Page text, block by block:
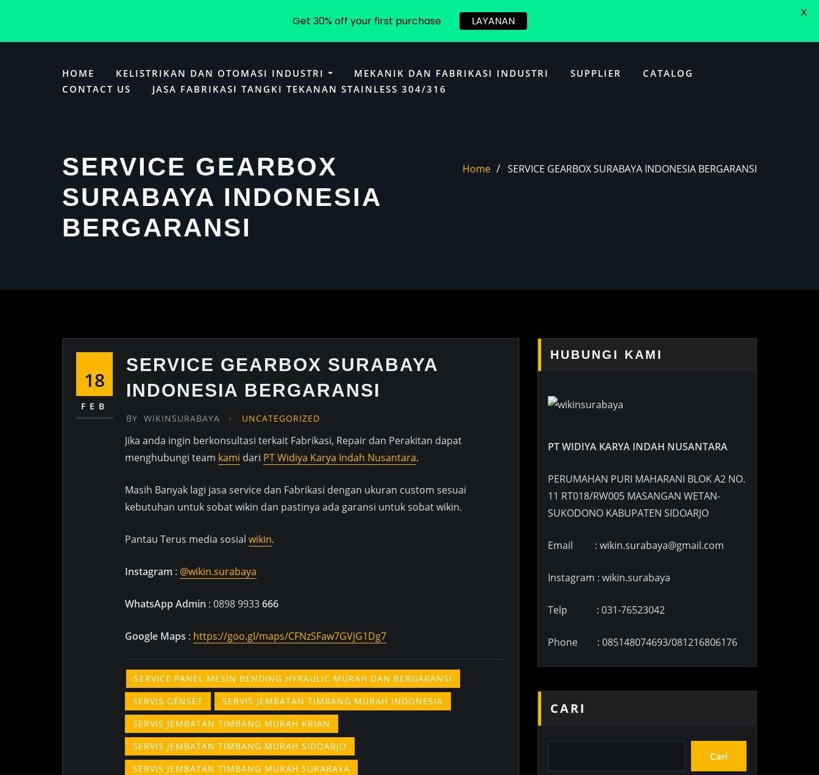
HOME KELISTRIKAN DAN OTOMASI INDUSTRI MEKANIK DAN FABRIKASI INDUSTRI SUPPLIER
CATALOG
CONTACT US
JASA FABRIKASI TANGKI TEKANAN STAINLESS 304/316
SERVICE GEARBOX
SURABAYA INDONESIA
BERGARANSI
Home SERVICE GEARBOX SURABAYA INDONESIA BERGARANSI
18
FEB
SERVICE GEARBOX SURABAYA
INDONESIA BERGARANSI
BY WIKINSURABAYA UNCATEGORIZED
Jika anda ingin berkonsultasi terkait Fabrikasi, Repair dan Perakitan dapat
menghubungi team kami dari PT Widiya Karya Indah Nusantara.
Masih Banyak lagi jasa service dan Fabrikasi dengan ukuran custom sesuai
kebutuhan untuk sobat wikin dan pastinya ada garansi untuk sobat wikin.
Pantau Terus media sosial wikin.
Instagram : @wikin.surabaya
WhatsApp Admin : 0898 9933666
Google Maps : https://goo.gl/maps/CFNzSFaw7GVjG1Dg7
SERVICE PANEL MESIN BENDING HYRAULIC MURAH DAN BERGARANSI
SERVIS GENSET
SERVIS JEMBATAN TIMBANG MURAH INDONESIA
SERVIS JEMBATAN TIMBANG MURAH KRIAN
SERVIS JEMBATAN TIMBANG MURAH SIDOARJO
SERVIS JEMBATAN TIMBANG MURAH SURABAYA
HUBUNGI KAMI
PT WIDIYA KARYA INDAH NUSANTARA
PERUMAHAN PURI MAHARANI BLOK A2 NO.
11 RT018/RW005 MASANGAN WETAN-
SUKODONO KABUPATEN SIDOARJO
Email : wikin.surabaya@gmail.com
Instagram : wikin.surabaya
Telp : 031-76523042
Phone : 085148074693/081216806176
CARI
Cari
Get 30% off your first purchase LAYANAN
X